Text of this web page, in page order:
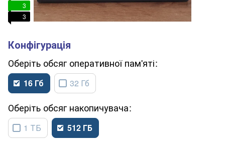
3
3
обсяг оперативної пам'яті
16 Гб 32 Гб
обсяг накопичувача
1 ТБ 512 ГБ